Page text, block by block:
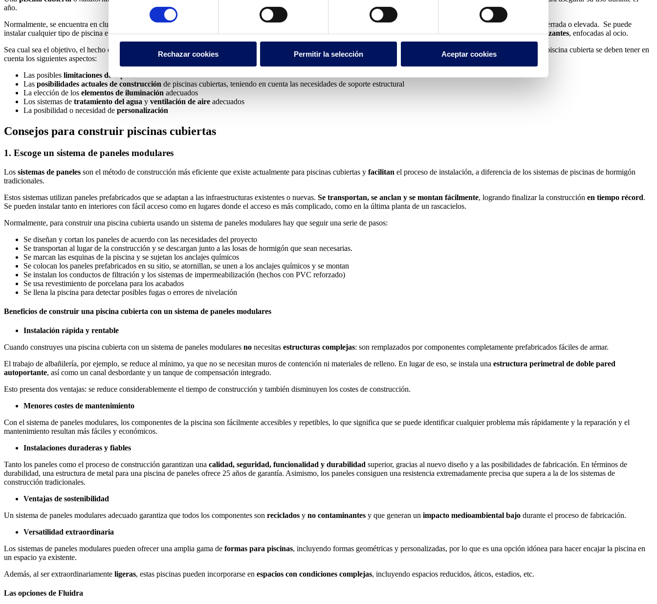
consentimiento
Rechazar cookies Permitir la selección Aceptar cookies
año.
Normalmente, se encuentra en clubs deportivos, urbanizaciones, resorts, hoteles o centros wellness y pueden instalarse a distintos niveles, ya sea como piscina enterrada, semienterrada o elevada. Se puede
instalar cualquier tipo de piscina en interiores. Los modelos comunes de piscinas cubiertas suelen incluirpiscinas de competiciónpara entrenar,piscinas inoxopiscinas revitalizantes, enfocadas al ocio.
Sea cual sea el objetivo, el hecho de construir estas instalaciones en interiores presenta algunas peculiaridades para este tipo de solución para piscinas. A la hora de construir una piscina cubierta se deben tener en
cuenta los siguientes aspectos:
Las posibles limitaciones de espacio
Las posibilidades actuales de construcción de piscinas cubiertas, teniendo en cuenta las necesidades de soporte estructural
La elección de los elementos de iluminación adecuados
Los sistemas de tratamiento del agua y ventilación de aire adecuados
La posibilidad o necesidad de personalización
Consejos para construir piscinas cubiertas
1. Escoge un sistema de paneles modulares
Los sistemas de paneles son el método de construcción más eficiente que existe actualmente para piscinas cubiertas y facilitan el proceso de instalación, a diferencia de los sistemas de piscinas de hormigón
tradicionales.
Estos sistemas utilizan paneles prefabricados que se adaptan a las infraestructuras existentes o nuevas. Se transportan, se anclan y se montan fácilmente, logrando finalizar la construcción en tiempo récord.
Se pueden instalar tanto en interiores con fácil acceso como en lugares donde el acceso es más complicado, como en la última planta de un rascacielos.
Normalmente, para construir una piscina cubierta usando un sistema de paneles modulares hay que seguir una serie de pasos:
Se diseñan y cortan los paneles de acuerdo con las necesidades del proyecto
Se transportan al lugar de la construcción y se descargan junto a las losas de hormigón que sean necesarias.
Se marcan las esquinas de la piscina y se sujetan los anclajes químicos
Se colocan los paneles prefabricados en su sitio, se atornillan, se unen a los anclajes químicos y se montan
Se instalan los conductos de filtración y los sistemas de impermeabilización (hechos con PVC reforzado)
Se usa revestimiento de porcelana para los acabados
Se llena la piscina para detectar posibles fugas o errores de nivelación
Beneficios de construir una piscina cubierta con un sistema de paneles modulares
Instalación rápida y rentable
Cuando construyes una piscina cubierta con un sistema de paneles modulares no necesitas estructuras complejas: son remplazados por componentes completamente prefabricados fáciles de armar.
El trabajo de albañilería, por ejemplo, se reduce al mínimo, ya que no se necesitan muros de contención ni materiales de relleno. En lugar de eso, se instala una estructura perimetral de doble pared
autoportante, así como un canal desbordante y un tanque de compensación integrado.
Esto presenta dos ventajas: se reduce considerablemente el tiempo de construcción y también disminuyen los costes de construcción.
Menores costes de mantenimiento
Con el sistema de paneles modulares, los componentes de la piscina son fácilmente accesibles y repetibles, lo que significa que se puede identificar cualquier problema más rápidamente y la reparación y el
mantenimiento resultan más fáciles y económicos.
Instalaciones duraderas y fiables
Tanto los paneles como el proceso de construcción garantizan una calidad, seguridad, funcionalidad y durabilidad superior, gracias al nuevo diseño y a las posibilidades de fabricación. En términos de
durabilidad, una estructura de metal para una piscina de paneles ofrece 25 años de garantía. Asimismo, los paneles consiguen una resistencia extremadamente precisa que supera a la de los sistemas de
construcción tradicionales.
Ventajas de sostenibilidad
Un sistema de paneles modulares adecuado garantiza que todos los componentes son reciclados y no contaminantes y que generan un impacto medioambiental bajo durante el proceso de fabricación.
Versatilidad extraordinaria
Los sistemas de paneles modulares pueden ofrecer una amplia gama de formas para piscinas, incluyendo formas geométricas y personalizadas, por lo que es una opción idónea para hacer encajar la piscina en
un espacio ya existente.
Además, al ser extraordinariamente ligeras, estas piscinas pueden incorporarse en espacios con condiciones complejas, incluyendo espacios reducidos, áticos, estadios, etc.
Las opciones de Fluidra